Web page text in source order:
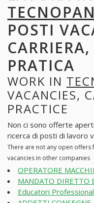
POSTI
PRATICA
WORK IN
VACANCIES,
PRACTICE
Non ci sono offerte
ricerca di posti di lavoro
There are not any open offers
vacancies in other companies
OPERATORE
MANDATO DIRETTO
Educatori